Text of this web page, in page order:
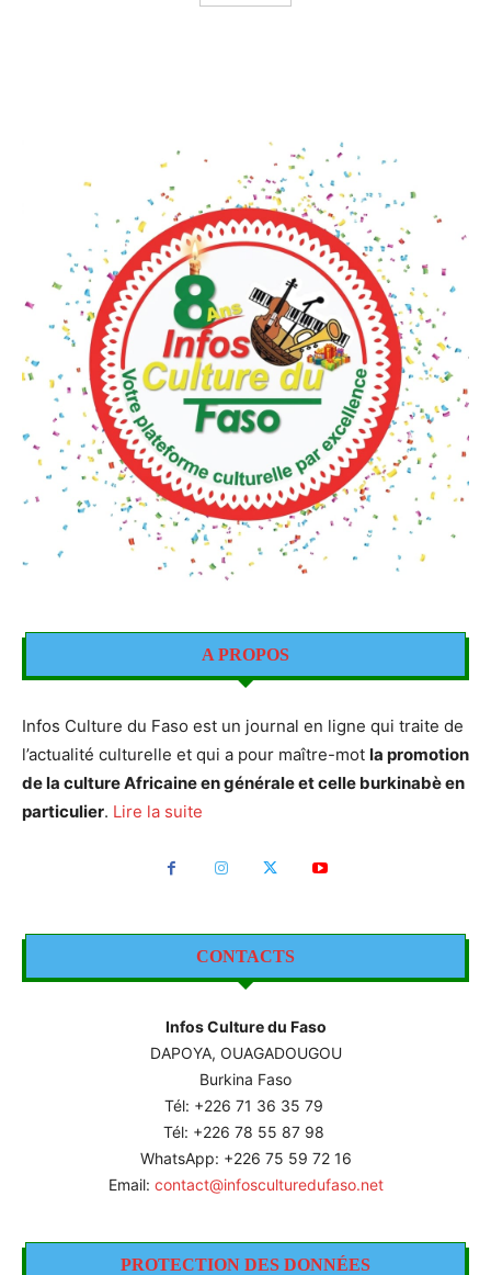
A PROPOS
Infos Culture du Faso est un journal en ligne qui traite de
l’actualité culturelle et qui a pour maître-mot la promotion
de la culture Africaine en générale et celle burkinabè en
particulier. Lire la suite
CONTACTS
Infos Culture du Faso
DAPOYA, OUAGADOUGOU
Burkina Faso
Tél: +226 71 36 35 79
Tél: +226 78 55 87 98
WhatsApp: +226 75 59 72 16
Email: contact@infosculturedufaso.net
PROTECTION DES DONNÉES